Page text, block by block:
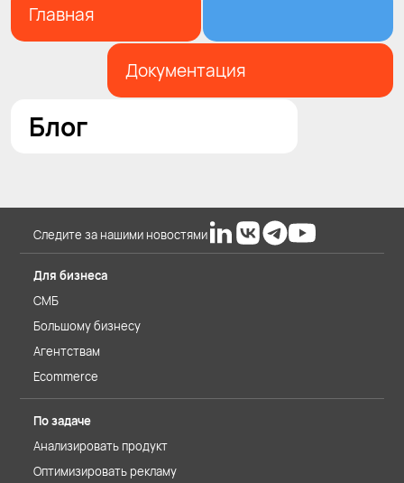
Главная
Документация
Блог
Следите за нашими новостями
Для бизнеса
СМБ
Большому бизнесу
Агентствам
Ecommerce
По задаче
Анализировать продукт
Оптимизировать рекламу